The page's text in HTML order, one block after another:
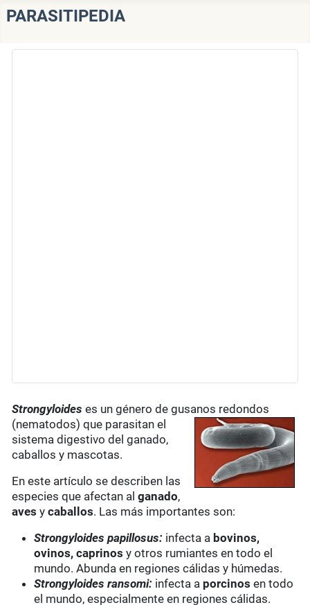
PARASITIPEDIA
Strongyloides es un género de gusanos redondos
(nematodos) que parasitan el
sistema digestivo del ganado,
caballos y mascotas.
En este artículo se describen las
especies que afectan al ganado,
aves ycaballos. Las más importantes son:
Strongyloides papillosus: infecta a bovinos,
ovinos, caprinos y otros rumiantes en todo el
mundo. Abunda en regiones cálidas y húmedas.
Strongyloides ransomi: infecta a porcinos en todo
el mundo, especialmente en regiones cálidas.